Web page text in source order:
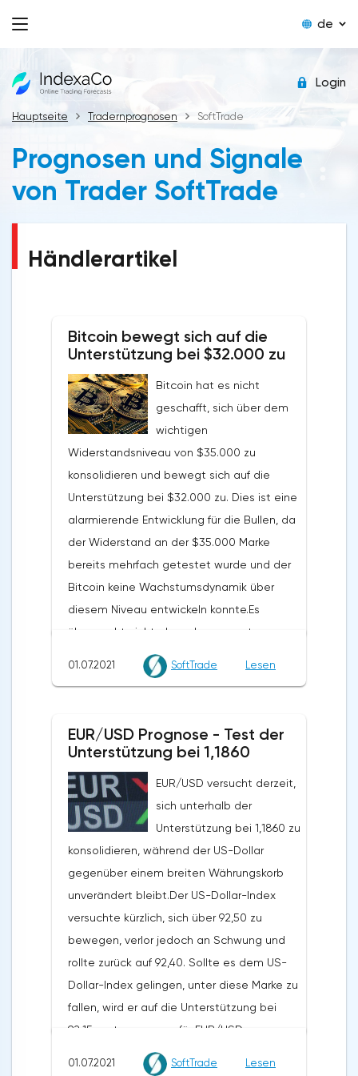
de
Login
Hauptseite Tradernprognosen SoftTrade
Prognosen und Signale
von Trader SoftTrade
Händlerartikel
Bitcoin bewegt sich auf die
Unterstützung bei $32.000 zu
Bitcoin hat es nicht
geschafft, sich über dem
wichtigen
Widerstandsniveau von $35.000 zu
konsolidieren und bewegt sich auf die
Unterstützung bei $32.000 zu. Dies ist eine
alarmierende Entwicklung für die Bullen, da
der Widerstand an der $35.000 Marke
bereits mehrfach getestet wurde und der
Bitcoin keine Wachstumsdynamik über
diesem Niveau entwickeln konnte.Es
überrascht nicht, dass der gesamte
Kryptomarkt unter Druck geriet, nachdem
Bitcoin unter $35.000 gefallen war.
$2.150. Dogecoin ist unter ein wichtiges
und versucht, sich unter $0,24 zu
konsolidieren. XRP hat ebenfalls an
Schwung nach unten gewonnen und testet
die $0,66 Marke.Gestern schrieb ich, dass
Bitcoin zusätzliche
Wachstumskatalysatoren benötigt, um sich
über die $35.000-Marke zu bewegen. Zum
jetzigen Zeitpunkt sieht es so aus, als ob
der Weg des geringsten Widerstandes
nach unten führt, so dass Bitcoin eine gute
Chance hat, ein Momentum nach unten zu
Abwärtskatalysatoren auftauchen. Bitcoin
01.07.2021 SoftTrade Lesen
EUR/USD Prognose - Test der
Unterstützung bei 1,1860
EUR/USD versucht derzeit,
sich unterhalb der
Unterstützung bei 1,1860 zu
konsolidieren, während der US-Dollar
gegenüber einem breiten Währungskorb
unverändert bleibt.Der US-Dollar-Index
versuchte kürzlich, sich über 92,50 zu
bewegen, verlor jedoch an Schwung und
rollte zurück auf 92,40. Sollte es dem US-
Dollar-Index gelingen, unter diese Marke zu
fallen, wird er auf die Unterstützung bei
92,15 zusteuern, was für EUR/USD
zinsbullisch wäre.Heute werden sich
01.07.2021 SoftTrade Lesen